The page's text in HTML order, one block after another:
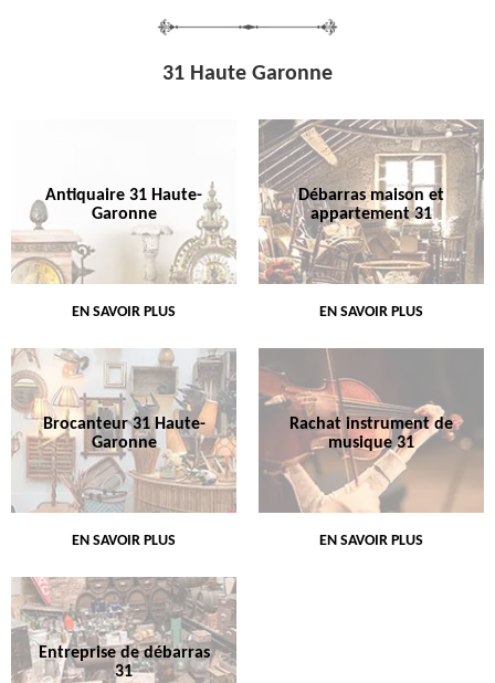
31 Haute Garonne
Antiquaire 31 Haute-
Garonne
EN SAVOIR PLUS
Débarras maison et
appartement 31
EN SAVOIR PLUS
Brocanteur 31 Haute-
Garonne
EN SAVOIR PLUS
Rachat instrument de
musique 31
EN SAVOIR PLUS
Entreprise de débarras
31